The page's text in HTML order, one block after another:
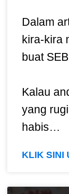
Dalam
kira-kira
buat
Kalau
yang
habis…
KLIK SINI